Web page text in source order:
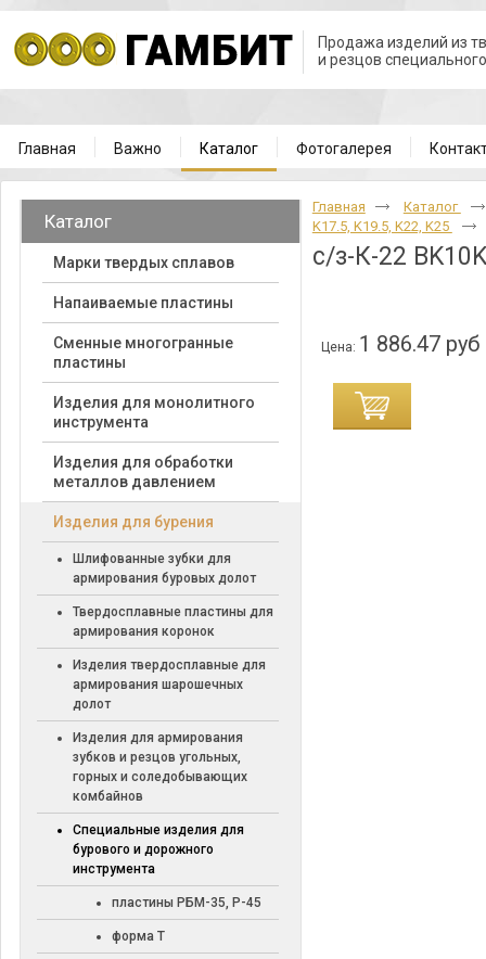
Продажа изделий из
и резцов
Главная Важно Каталог Фотогалерея
Каталог
Марки твердых сплавов
Напаиваемые пластины
Cменные многогранные
пластины
Изделия для монолитного
инструмента
Изделия для обработки
металлов давлением
Изделия для бурения
Шлифованные зубки для
армирования буровых долот
Твердосплавные пластины для
армирования коронок
Изделия твердосплавные для
армирования шарошечных
долот
Изделия для армирования
зубков и резцов угольных,
горных и соледобывающих
комбайнов
Специальные изделия для
бурового и дорожного
инструмента
пластины РБМ-35, Р-45
форма Т
Главная
Каталог
K17.5, K19.5, K22, K25
с/з-К-22
Цена: 1 886.47 руб